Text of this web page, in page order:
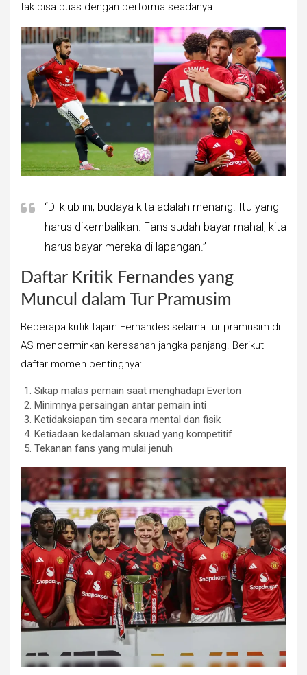
tak bisa puas dengan performa seadanya.
“Di klub ini, budaya kita adalah menang. Itu yang
harus dikembalikan. Fans sudah bayar mahal, kita
harus bayar mereka di lapangan.”
Daftar Kritik Fernandes yang
Muncul dalam Tur Pramusim
Beberapa kritik tajam Fernandes selama tur pramusim di
AS mencerminkan keresahan jangka panjang. Berikut
daftar momen pentingnya:
Sikap malas pemain saat menghadapi Everton
Minimnya persaingan antar pemain inti
Ketidaksiapan tim secara mental dan fisik
Ketiadaan kedalaman skuad yang kompetitif
Tekanan fans yang mulai jenuh